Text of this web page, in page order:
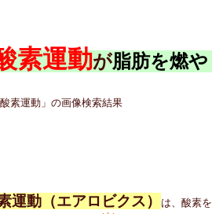
素運動が脂肪を燃
運動（エアロビクス） は、酸素